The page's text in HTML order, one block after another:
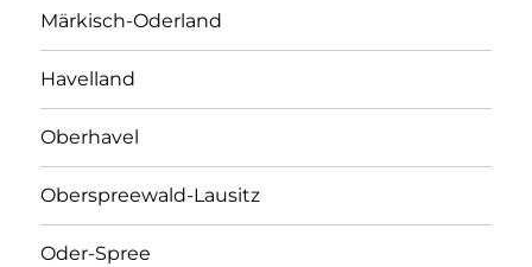
Märkisch-Oderland
Havelland
Oberhavel
Oberspreewald-Lausitz
Oder-Spree